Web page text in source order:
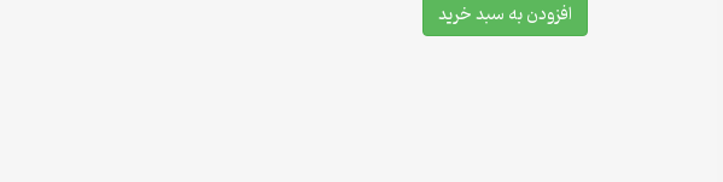
افزودن به سبد خرید